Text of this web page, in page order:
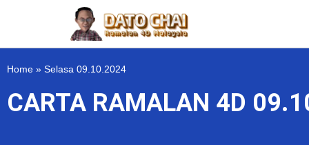
Home » Selasa 09.10.2024
CARTA RAMALAN 4D